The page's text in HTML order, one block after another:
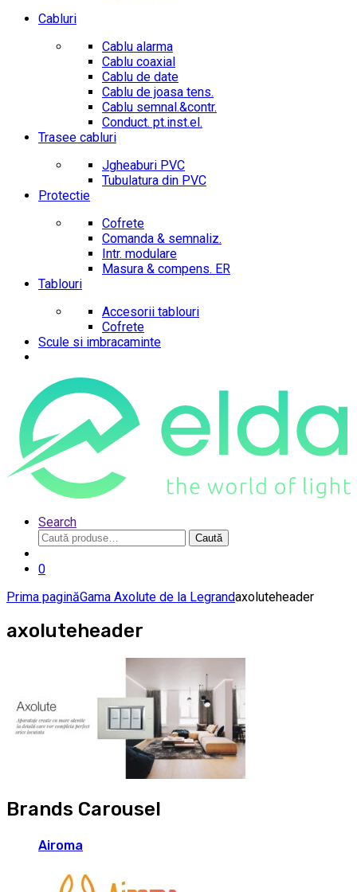
Cabluri
Cablu alarma
Cablu coaxial
Cablu de date
Cablu de joasa tens.
Cablu semnal.&contr.
Conduct. pt.inst.el.
Trasee cabluri
Jgheaburi PVC
Tubulatura din PVC
Protectie
Cofrete
Comanda & semnaliz.
Intr. modulare
Masura & compens. ER
Tablouri
Accesorii tablouri
Cofrete
Scule si imbracaminte
Search
Caută
după:
Caută
0
Prima paginăGama Axolute de la Legrandaxoluteheader
axoluteheader
Brands Carousel
Airoma